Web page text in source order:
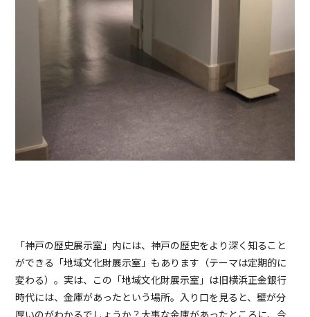
「神戸の歴史展示室」内には、神戸の歴史をより深く知ること
ができる「地域文化財展示室」もあります（テーマは定期的に
変わる）。実は、この「地域文化財展示室」は旧横浜正金銀行
時代には、金庫があったという場所。入り口を見ると、壁が分
厚いのがわかるでしょうか？大事な金庫があったところに、今